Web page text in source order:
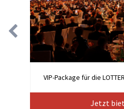
VIP-Package für die
Jetzt